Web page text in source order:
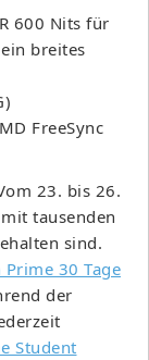
600 Nits für
breites
FreeSync
23. bis 26.
tausenden
sind.
Prime 30 Tage
der
Student